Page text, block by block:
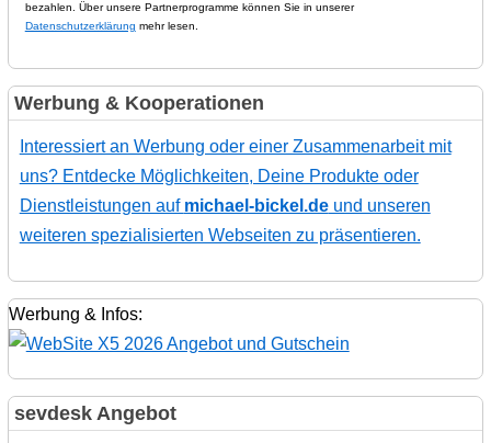
bezahlen. Über unsere Partnerprogramme können Sie in unserer
Datenschutzerklärung mehr lesen.
Werbung & Kooperationen
Interessiert an Werbung oder einer Zusammenarbeit mit
uns? Entdecke Möglichkeiten, Deine Produkte oder
Dienstleistungen auf michael-bickel.deund unseren
weiteren spezialisierten Webseiten zu präsentieren.
Werbung & Infos:
sevdesk Angebot